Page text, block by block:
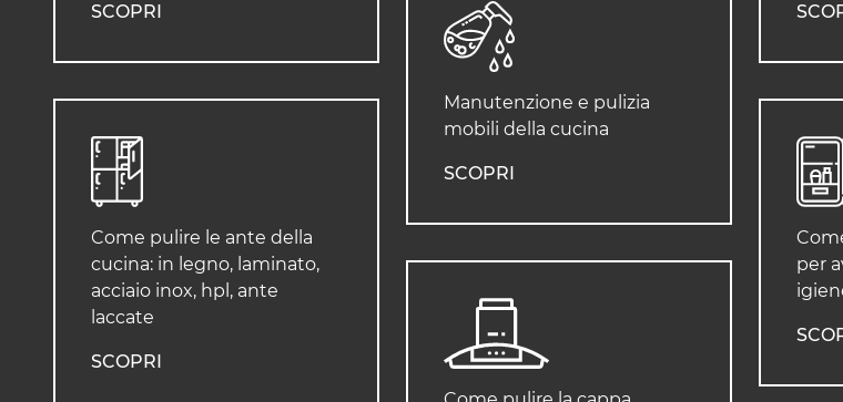
SCOPRI
Come pulire le ante della
cucina: in legno, laminato,
acciaio inox, hpl, ante
laccate
SCOPRI
Manutenzione e pulizia
mobili della cucina
SCOPRI
per